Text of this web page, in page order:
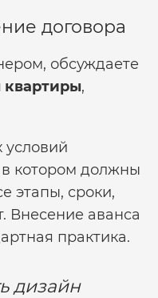
договора
обсуждаете
квартиры,
условий
котором должны
этапы, сроки,
Внесение аванса
практика.
дизайн